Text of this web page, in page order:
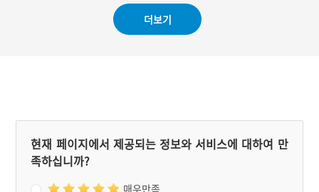
위치해있다.
더보기
현재 페이지에서 제공되는 정보와 서비스에 대하여 만
족하십니까?
매우만족